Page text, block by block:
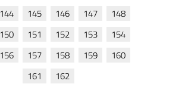
144 145 146 147
148
150 151 152 153
154
156 157 158 159
160
161
162